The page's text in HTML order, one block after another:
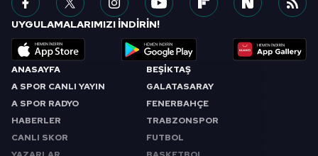
ANASAYFA
A SPOR CANLI YAYIN
A SPOR RADYO
HABERLER
CANLI SKOR
BEŞİKTAŞ
GALATASARAY
FENERBAHÇE
TRABZONSPOR
FUTBOL
UYGULAMALARIMIZI İNDİRİN!